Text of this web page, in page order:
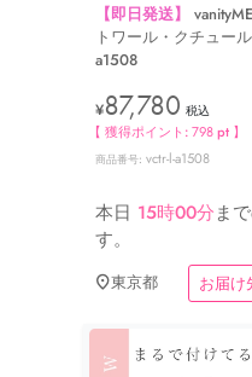
【即日発送】
トワール・クチュー
a1508
¥87,780 税込
【 獲得ポイント:798pt 】
商品番号 vctr-l-a1508
本日 15時00分ま
す。
東京都 お届け